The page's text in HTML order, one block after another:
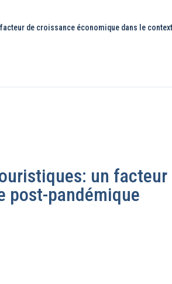
de croissance économique dans le
un facteur
post-pandémique